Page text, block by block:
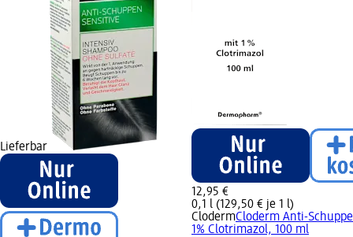
Lieferbar
12,95 €
0,1 l (129,50 € je 1 l)
ClodermCloderm Anti-
1% Clotrimazol, 100 ml